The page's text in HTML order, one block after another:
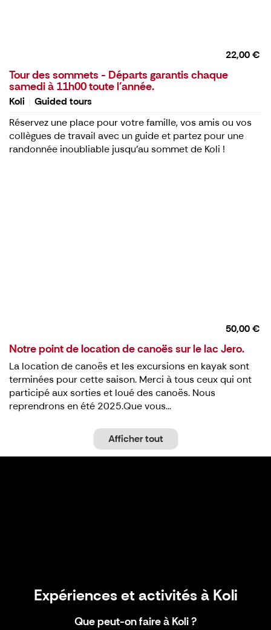
22,00 €
Tour des sommets - Départs garantis chaque
samedi à 11h00 toute l'année.
Koli
Guided tours
Réservez une place pour votre famille, vos amis ou vos
collègues de travail avec un guide et partez pour une
randonnée inoubliable jusqu'au sommet de Koli !
50,00 €
Notre point de location de canoës sur le lac Jero.
La location de canoës et les excursions en kayak sont
terminées pour cette saison. Merci à tous ceux qui ont
participé aux sorties et loué des canoës. Nous
reprendrons en été 2025.Que vous...
Afficher tout
Expériences et activités à Koli
Que peut-on faire à Koli ?